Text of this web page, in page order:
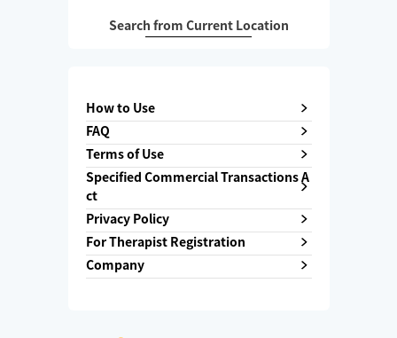
Search from Current Location
How to Use
FAQ
Terms of Use
Specified Commercial Transactions A
ct
Privacy Policy
For Therapist Registration
Company